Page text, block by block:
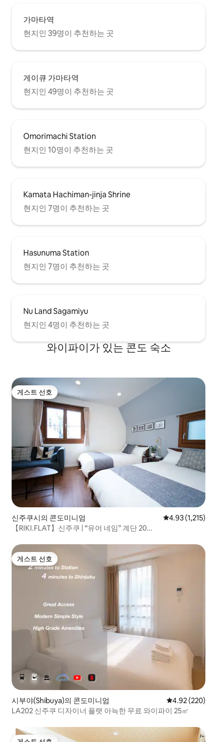
가마타역
현지인 39명이 추천하는 곳
게이큐 가마타역
현지인 49명이 추천하는 곳
Omorimachi Station
현지인 10명이 추천하는 곳
Kamata Hachiman-jinja Shrine
현지인 7명이 추천하는 곳
Hasunuma Station
현지인 7명이 추천하는 곳
Nu Land Sagamiyu
현지인 4명이 추천하는 곳
와이파이가 있는 콘도 숙소
게스트 선호
게스트 선호
신주쿠시의 콘도미니엄 평점 4.93점(5점
4.93 (1,215)
【RIKI.FLAT】신주쿠 | “유어 네임” 계단 20...
게스트 선호
게스트 선호
시부야(Shibuya)의 콘도미니엄 평점 4.92점(5
4.92 (220)
LA202 신주쿠 디자이너 플랫 아늑한 무료 와이파이 25㎡